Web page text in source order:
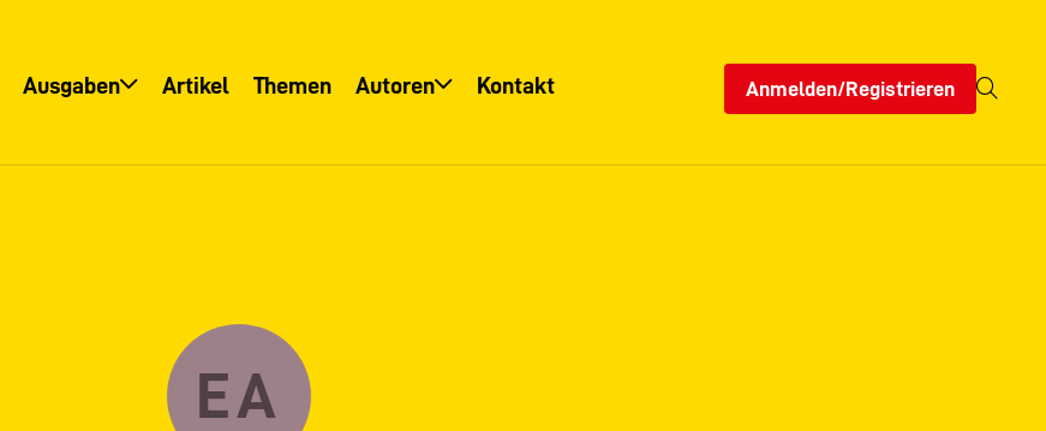
Ausgaben Artikel Themen Autoren Kontakt Anmelden/Registrieren
EA